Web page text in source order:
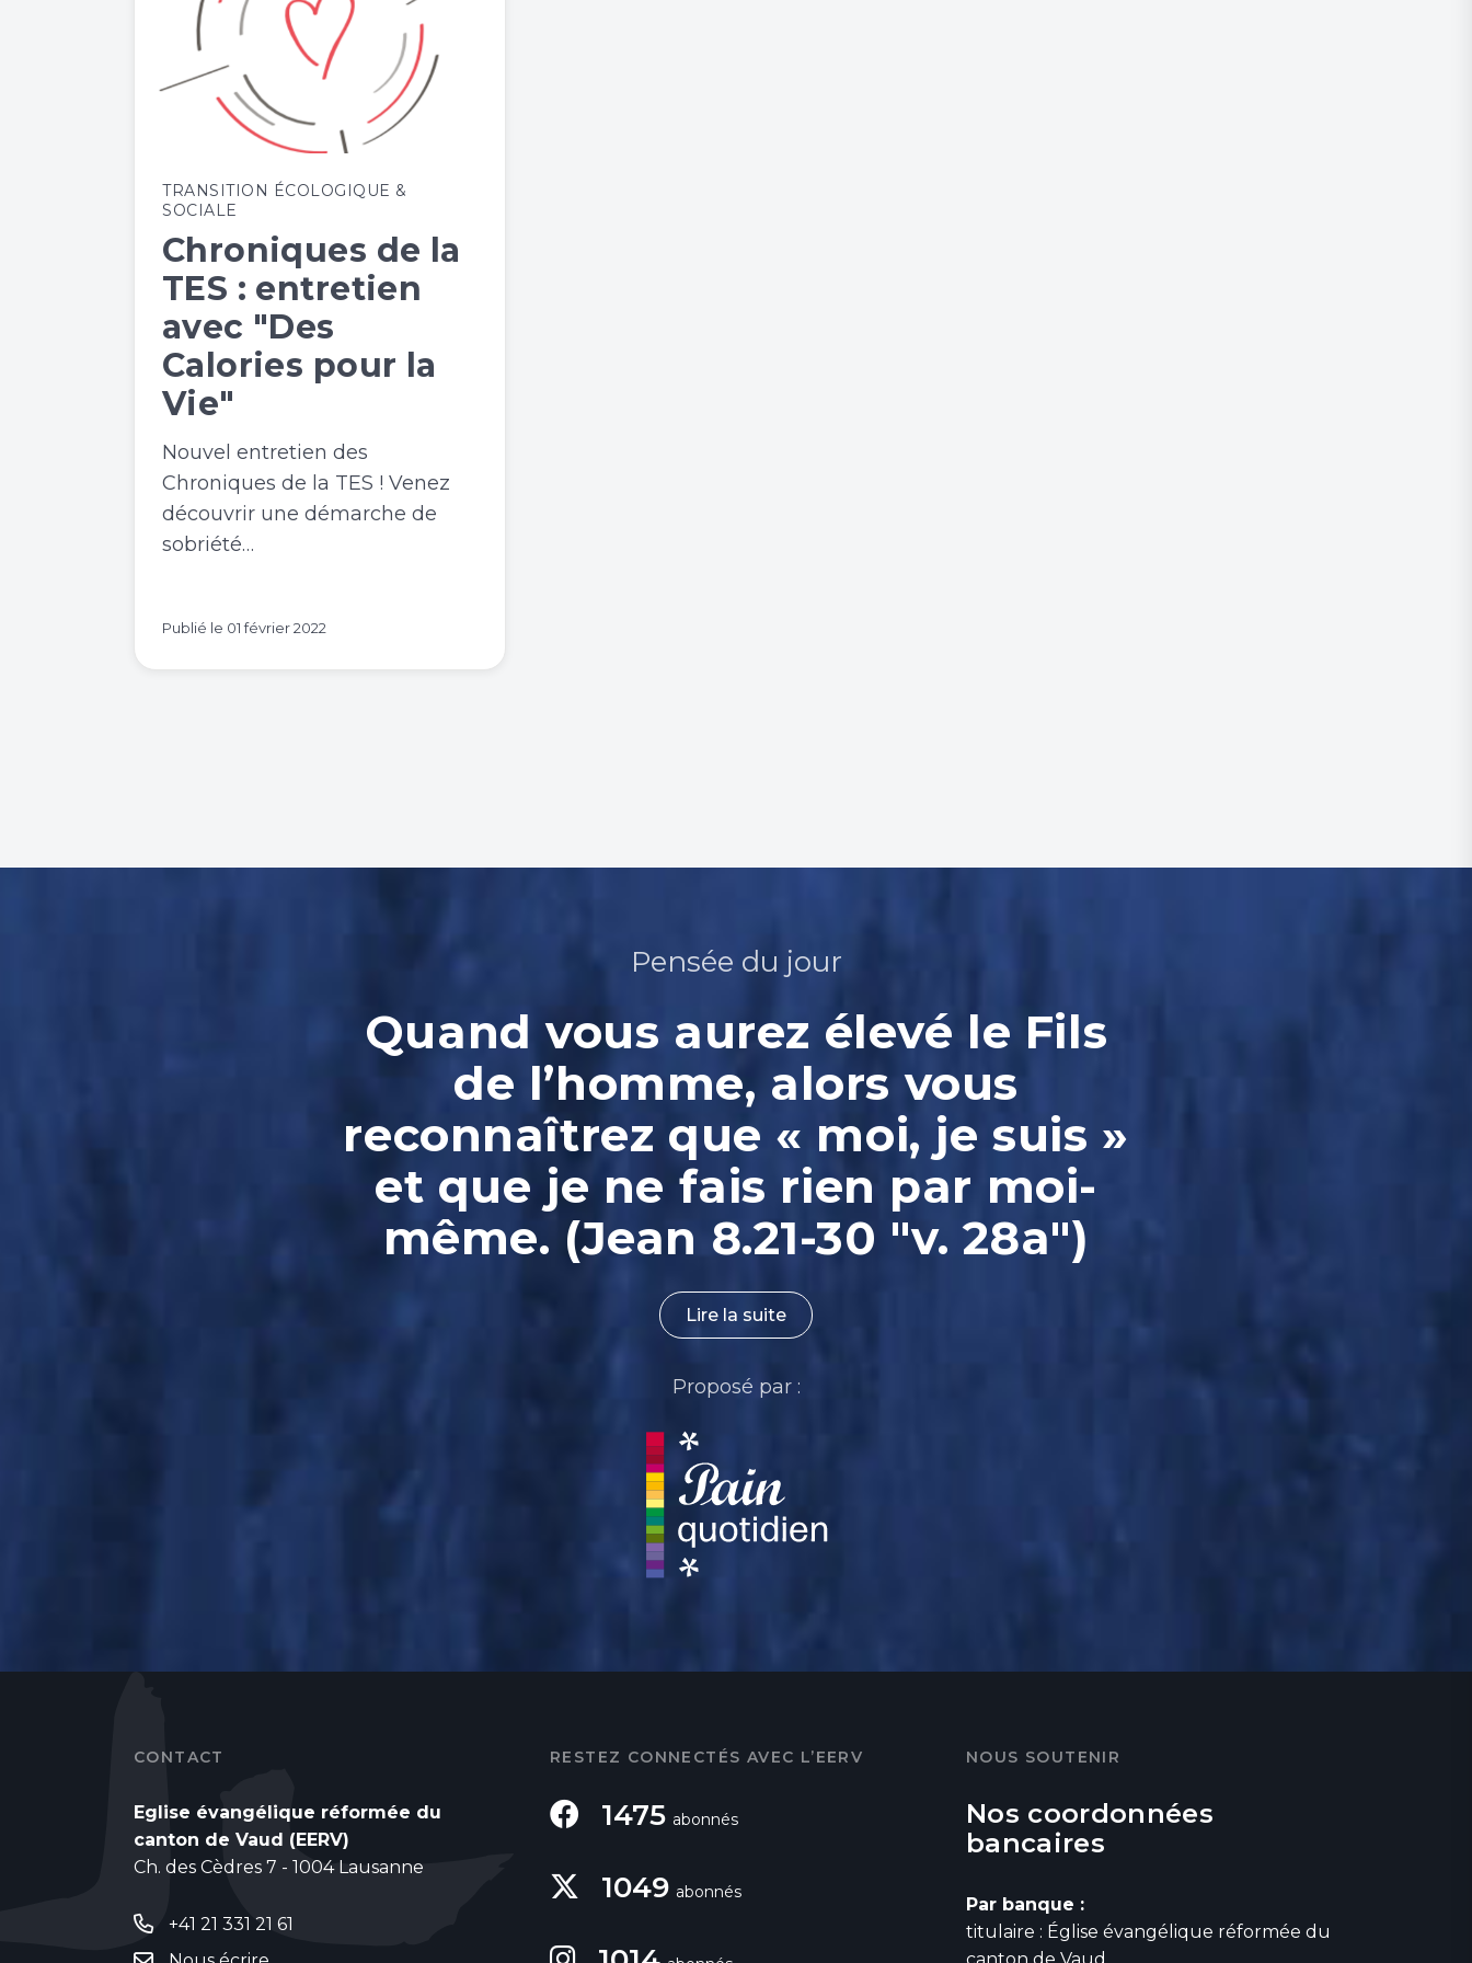
TRANSITION ÉCOLOGIQUE &
SOCIALE
Chroniques de la
TES : entretien
avec "Des
Calories pour la
Vie"
Nouvel entretien des
Chroniques de la TES ! Venez
découvrir une démarche de
sobriété…
Publié le 01 février 2022
Pensée du jour
Quand vous aurez élevé le Fils
de l’homme, alors vous
reconnaîtrez que « moi, je suis »
et que je ne fais rien par moi-
même. (Jean 8.21-30 "v. 28a")
Lire la suite
Proposé par :
CONTACT
Eglise évangélique réformée du
canton de Vaud (EERV)
Ch. des Cèdres 7 - 1004 Lausanne
+41 21 331 21 61
RESTEZ CONNECTÉS AVEC L’EERV
1475 abonnés
1049 abonnés
NOUS SOUTENIR
Nos coordonnées
bancaires
Par banque :
titulaire : Église évangélique réformée du